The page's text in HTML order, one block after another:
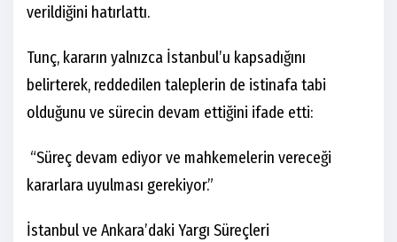
verildiğini hatırlattı.
Tunç, kararın yalnızca İstanbul’u kapsadığını
belirterek, reddedilen taleplerin de istinafa tabi
olduğunu ve sürecin devam ettiğini ifade etti:
“Süreç devam ediyor ve mahkemelerin vereceği
kararlara uyulması gerekiyor.”
İstanbul ve Ankara’daki Yargı Süreçleri